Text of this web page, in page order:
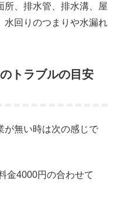
所、排水管、排水溝、屋
水回りのつまりや水漏れ
トラブルの目安
が無い時は次の感じで
金4000円の合わせて